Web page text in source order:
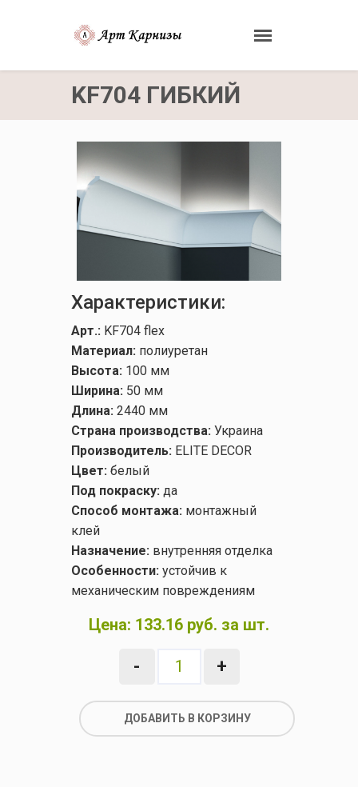
KF704 ГИБКИЙ
Характеристики:
Арт.: KF704 flex
Материал: полиуретан
Высота: 100 мм
Ширина: 50 мм
Длина: 2440 мм
Страна производства: Украина
Производитель: ELITE DECOR
Цвет: белый
Под покраску: да
Способ монтажа: монтажный
клей
Назначение: внутренняя отделка
Особенности: устойчив к
механическим повреждениям
Цена: 133.16 руб. за шт.
- +
ДОБАВИТЬ В КОРЗИНУ